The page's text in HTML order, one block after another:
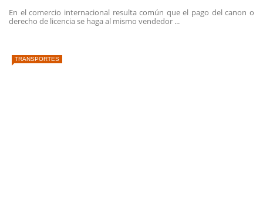
En el comercio internacional resulta común que el pago del canon o
derecho de licencia se haga al mismo vendedor ...
TRANSPORTES